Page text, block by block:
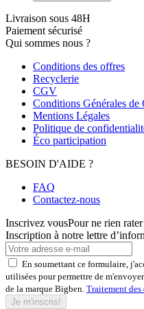
Livraison sous 48H
Paiement sécurisé
Qui sommes nous ?
Conditions des offres
Recyclerie
CGV
Conditions Générales de
Mentions Légales
Politique de
Éco participation
BESOIN D'AIDE ?
FAQ
Contactez-nous
Inscrivez vousPour ne rien
Inscription à notre lettre
En soumettant ce formulaire,
utilisées pour permettre de
de la marque Bigben. Traitement des
Je m'inscris!